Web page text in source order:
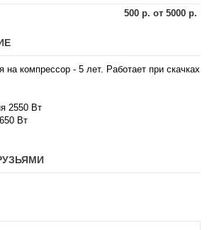
500 р. от 5000 р.
на компрессор - 5 лет. Работает при скачках
2550 Вт
Вт